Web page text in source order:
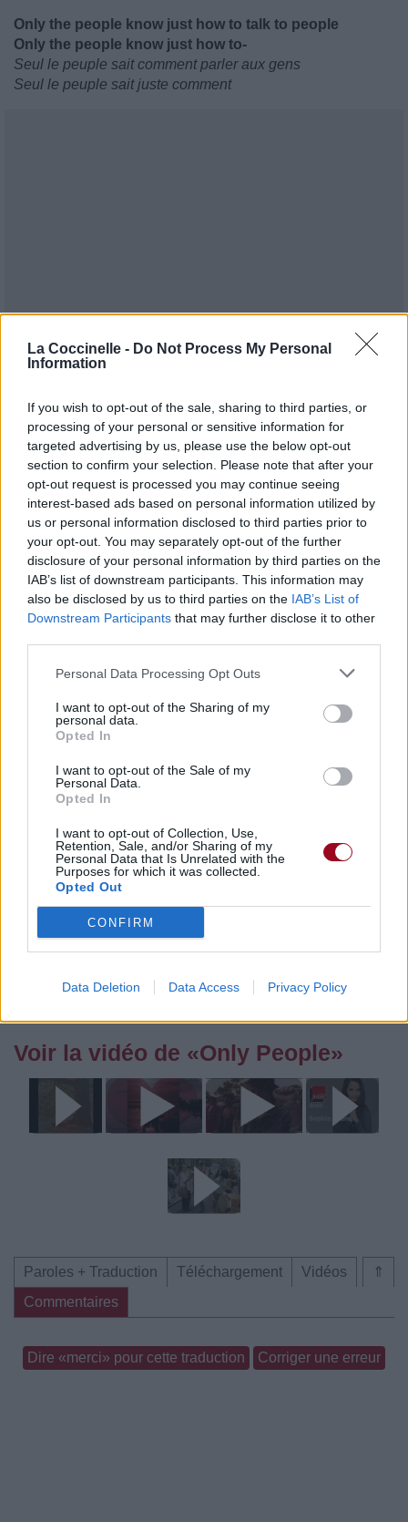
La Coccinelle - Do Not Process My Personal
Information
If you wish to opt-out of the sale, sharing to third parties, or
processing of your personal or sensitive information for
targeted advertising by us, please use the below opt-out
section to confirm your selection. Please note that after your
opt-out request is processed you may continue seeing
interest-based ads based on personal information utilized by
us or personal information disclosed to third parties prior to
your opt-out. You may separately opt-out of the further
disclosure of your personal information by third parties on the
IAB’s list of downstream participants. This information may
also be disclosed by us to third parties on the IAB’s List of
Downstream Participants that may further disclose it to other
Personal Data Processing Opt Outs
I want to opt-out of the Sharing of my
personal data.
Opted In
I want to opt-out of the Sale of my
Personal Data.
Opted In
I want to opt-out of Collection, Use,
Retention, Sale, and/or Sharing of my
Personal Data that Is Unrelated with the
Purposes for which it was collected.
Opted Out
CONFIRM
Data Deletion Data Access Privacy Policy
Only the people know just how to talk to people
Only the people know just how to-
Seul le peuple sait comment parler aux gens
Seul le peuple sait juste comment
Publié par liverpool 126047 4 5 7 le 20 octobre 2022
à 7h34.
Chanteurs : John Lennon
Albums : Mind Games
Commentaires
Pour prolonger le plaisir musical :
Vous aimez chanter, apprenez la guitare chez
Télécharger légalement les MP3 ou trouver le CD sur
Trouver des vinyles et des CD sur
Trouver un instrument de musique ou une partition au
meilleur prix sur
Paroles + Traduction Téléchargement
Voir la vidéo de «Only People»
⇑
Paroles + Traduction Téléchargement
Vidéos
Commentaires
Dire «merci» pour cette traduction Corriger une erreur